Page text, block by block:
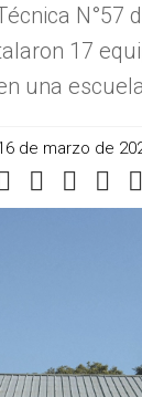
N°57
17
una
de marzo de